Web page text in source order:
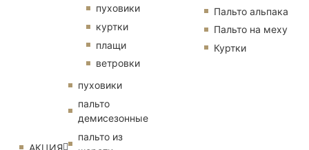
пуховики
куртки
плащи
ветровки
АКЦИЯ
пуховики
пальто
демисезонные
пальто из
Пальто альпака
Пальто на меху
Куртки